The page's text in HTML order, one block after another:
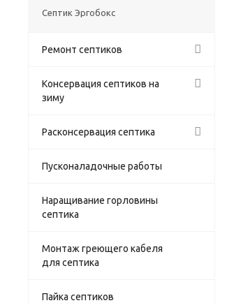
Септик Эргобокс
Ремонт септиков
Консервация септиков на
зиму
Расконсервация септика
Пусконаладочные работы
Наращивание горловины
септика
Монтаж греющего кабеля
для септика
Пайка септиков